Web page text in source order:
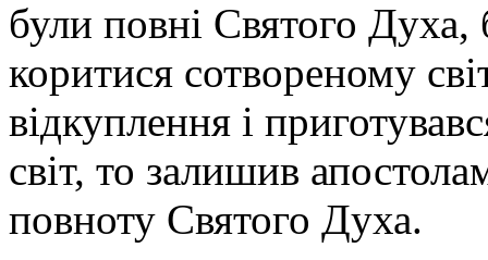
були повні Святого
коритися сотвореному
відкуплення і
світ, то залишив
повноту Святого Духа.